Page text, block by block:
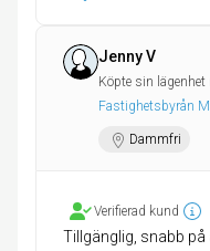
Jenny V
Köpte sin
Fastighetsbyrån
Dammfri
Verifierad kund
Tillgänglig, snabb